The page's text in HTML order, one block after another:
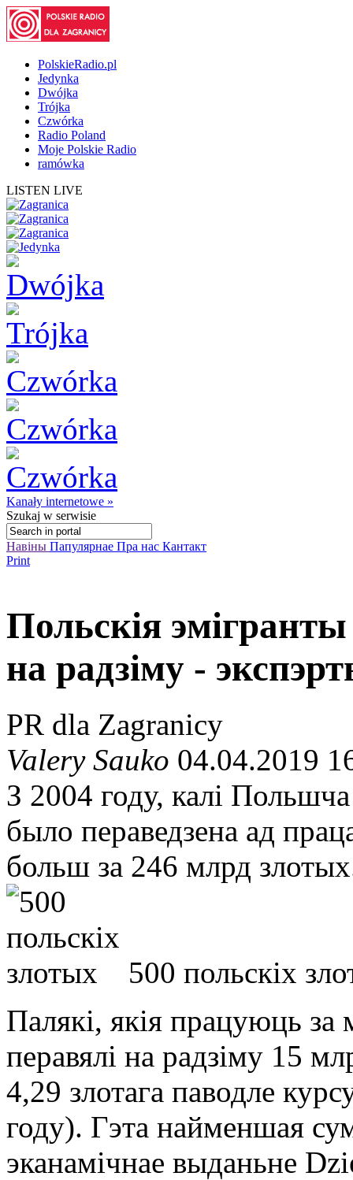
PolskieRadio.pl
Jedynka
Dwójka
Trójka
Czwórka
Radio Poland
Moje Polskie Radio
ramówka
LISTEN LIVE
Kanały internetowe »
Szukaj w serwisie
Навіны Папулярнае Пра нас Кантакт
Print
Польскія
на радзіму -
PR dla Zagranicy
Valery Sauko 04.04.2019
З 2004 году, калі
было пераведзена ад
больш за 246 млрд
500 польскіх
Палякі, якія працуюць
перавялі на радзіму 15
4,29 злотага паводле
году). Гэта найменшая
эканамічнае выданьне